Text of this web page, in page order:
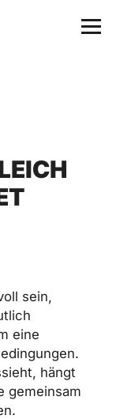
sein,
eine
hängt
gemeinsam